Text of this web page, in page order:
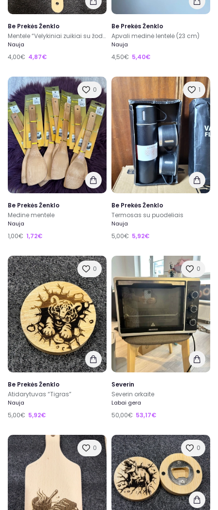
Be Prekės Ženklo
Mentele “Velykiniai zuikiai su žodžiais”
Nauja
4,00€ 4,87€
Be Prekės Ženklo
Apvali medinė lentelė (23 cm)
Nauja
4,50€ 5,40€
0
Be Prekės Ženklo
Medine mentele
Nauja
1,00€ 1,72€
1
Be Prekės Ženklo
Termosas su puodeliais
Nauja
5,00€ 5,92€
0
Be Prekės Ženklo
Atidarytuvas “Tigras”
Nauja
5,00€ 5,92€
0
Severin
Severin orkaite
Labai gera
50,00€ 53,17€
0 0